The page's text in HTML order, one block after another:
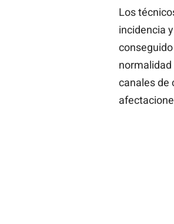
Los
incidencia
normalidad
canales de